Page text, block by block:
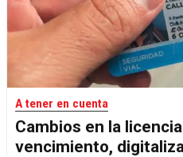
A tener en cuenta
Cambios en la
vencimiento,